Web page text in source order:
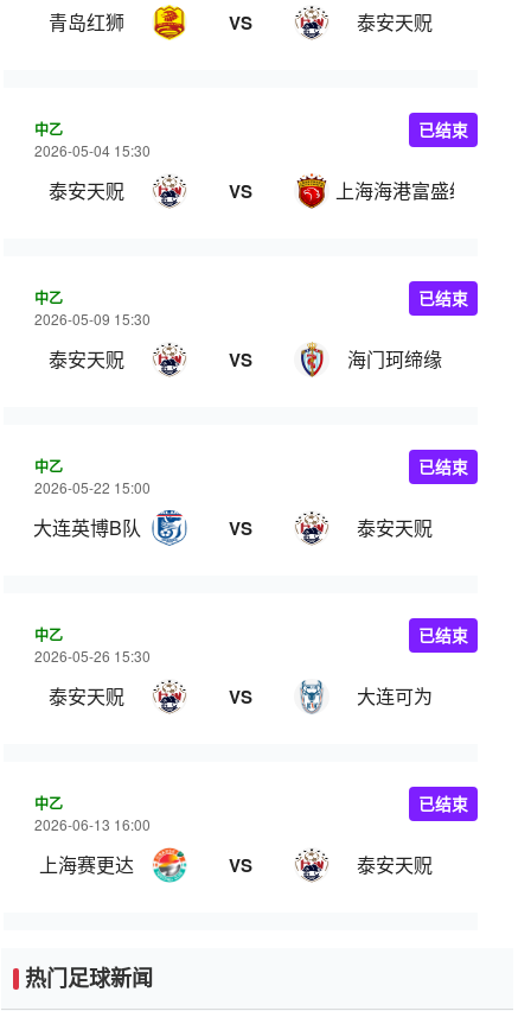
青岛红狮 VS 泰安天贶
中乙
2026-05-04 15:30
泰安天贶 VS 上海海港富盛经开
已结束
中乙
2026-05-09 15:30
泰安天贶 VS 海门珂缔缘
已结束
中乙
2026-05-22 15:00
大连英博B队 VS 泰安天贶
已结束
中乙
2026-05-26 15:30
泰安天贶 VS 大连可为
已结束
中乙
2026-06-13 16:00
上海赛更达 VS 泰安天贶
已结束
热门足球新闻